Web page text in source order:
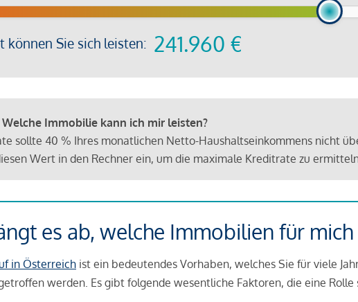
können Sie sich leisten: 241.960 €
Welche Immobilie kann ich mir leisten?
sollte 40 % Ihres monatlichen Netto-Haushaltseinkommens nicht
Wert in den Rechner ein, um die maximale Kreditrate zu
es ab, welche Immobilien für
in Österreich ist ein bedeutendes Vorhaben, welches Sie für viele
werden. Es gibt folgende wesentliche Faktoren, die eine Rolle